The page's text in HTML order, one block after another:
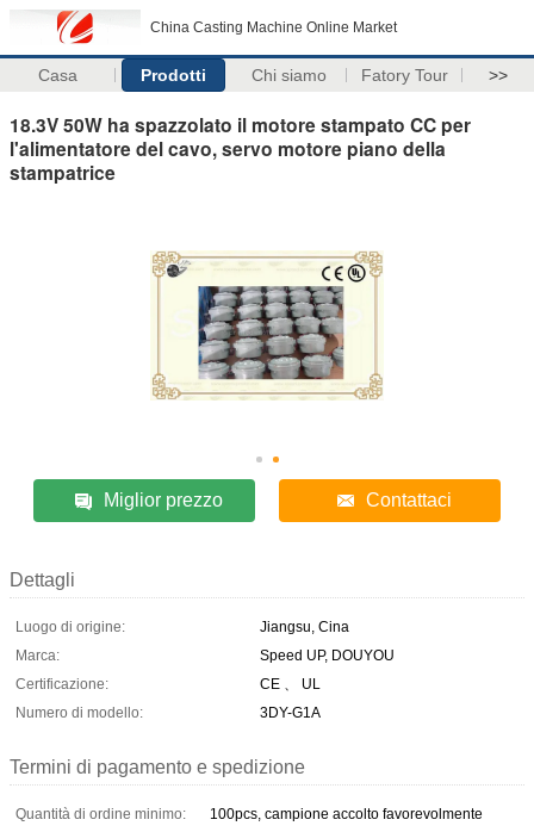
China Casting Machine Online Market
Casa Prodotti Chi siamo Fatory Tour >>
18.3V 50W ha spazzolato il motore stampato CC per
l'alimentatore del cavo, servo motore piano della
stampatrice
Miglior prezzo Contattaci
Dettagli
Luogo di origine:
Jiangsu, Cina
Marca:
Speed UP, DOUYOU
Certificazione:
CE 、 UL
Numero di modello:
3DY-G1A
Termini di pagamento e spedizione
Quantità di ordine minimo:
100pcs, campione accolto favorevolmente